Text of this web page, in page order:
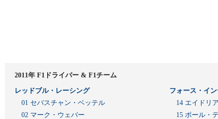
2011年 F1ドライバー & F1チーム
レッドブル・レーシング
01 セバスチャン・ベッテル
02 マーク・ウェバー
フォース・イ
14 エイドリ
15 ポール・